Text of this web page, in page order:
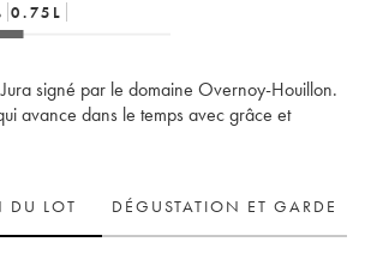
0.75 L
signé par le domaine Overnoy-Houillon.
avance dans le temps avec grâce et
DU LOT
DÉGUSTATION ET GARDE